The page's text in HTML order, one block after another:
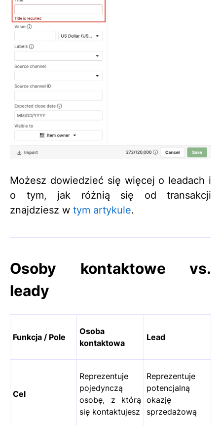
Możesz dowiedzieć się więcej o leadach i
o tym, jak różnią się od transakcji
znajdziesz w tym artykule.
Osoby kontaktowe vs.
leady
Funkcja / Pole
Osoba
kontaktowa
Lead
Cel
Reprezentuje
pojedynczą
osobę, z którą
się kontaktujesz
Reprezentuje
potencjalną
okazję
sprzedażową